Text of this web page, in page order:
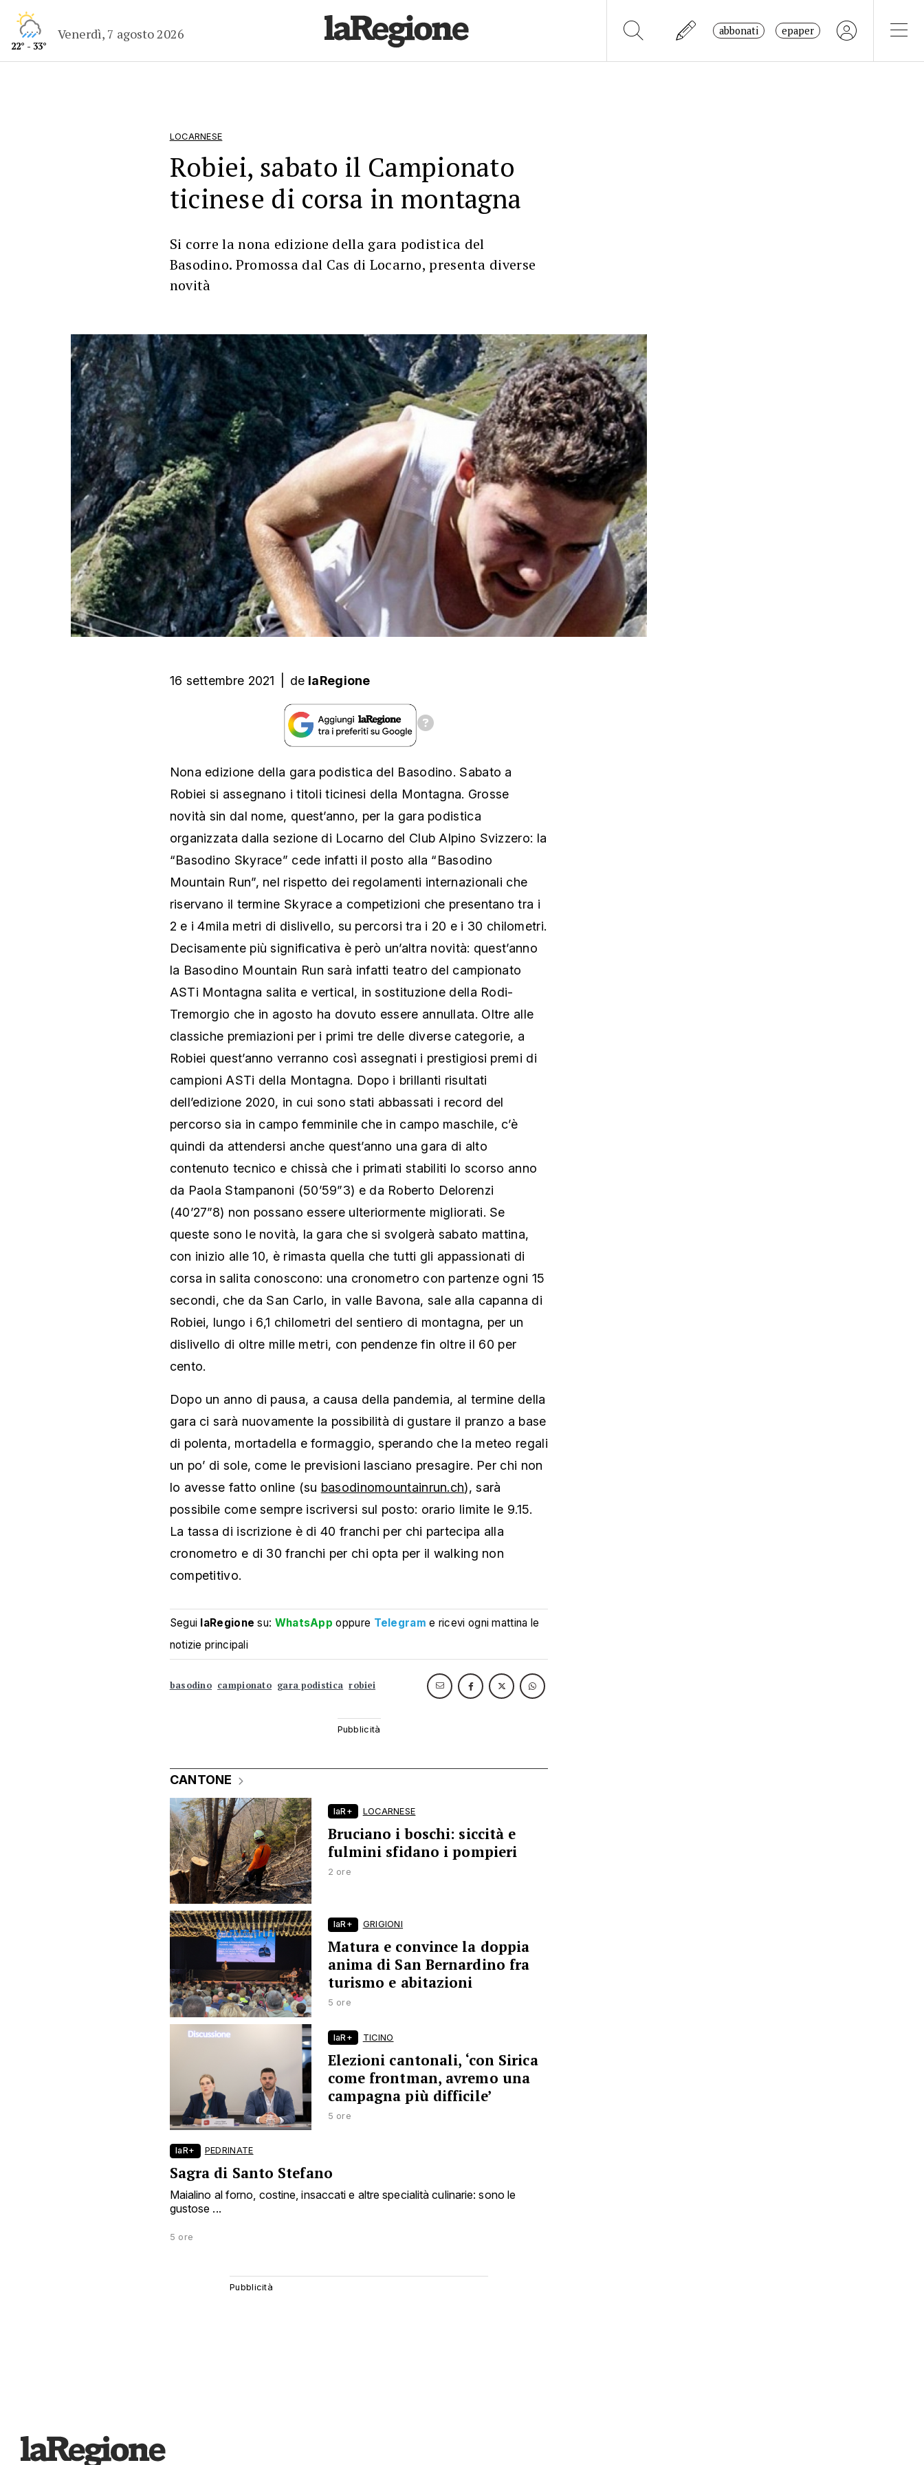
22° - 33°
Venerdì, 7 agosto 2026 abbonati epaper
LOCARNESE
Robiei, sabato il Campionato
ticinese di corsa in montagna
Si corre la nona edizione della gara podistica del
Basodino. Promossa dal Cas di Locarno, presenta diverse
novità
16 settembre 2021 de laRegione
Nona edizione della gara podistica del Basodino. Sabato a
Robiei si assegnano i titoli ticinesi della Montagna. Grosse
novità sin dal nome, quest’anno, per la gara podistica
organizzata dalla sezione di Locarno del Club Alpino Svizzero: la
“Basodino Skyrace” cede infatti il posto alla “Basodino
Mountain Run”, nel rispetto dei regolamenti internazionali che
riservano il termine Skyrace a competizioni che presentano tra i
2 e i 4mila metri di dislivello, su percorsi tra i 20 e i 30 chilometri.
Decisamente più significativa è però un’altra novità: quest’anno
la Basodino Mountain Run sarà infatti teatro del campionato
ASTi Montagna salita e vertical, in sostituzione della Rodi-
Tremorgio che in agosto ha dovuto essere annullata. Oltre alle
classiche premiazioni per i primi tre delle diverse categorie, a
Robiei quest’anno verranno così assegnati i prestigiosi premi di
campioni ASTi della Montagna. Dopo i brillanti risultati
dell’edizione 2020, in cui sono stati abbassati i record del
percorso sia in campo femminile che in campo maschile, c’è
quindi da attendersi anche quest’anno una gara di alto
contenuto tecnico e chissà che i primati stabiliti lo scorso anno
da Paola Stampanoni (50’59”3) e da Roberto Delorenzi
(40’27”8) non possano essere ulteriormente migliorati. Se
queste sono le novità, la gara che si svolgerà sabato mattina,
con inizio alle 10, è rimasta quella che tutti gli appassionati di
corsa in salita conoscono: una cronometro con partenze ogni 15
secondi, che da San Carlo, in valle Bavona, sale alla capanna di
Robiei, lungo i 6,1 chilometri del sentiero di montagna, per un
dislivello di oltre mille metri, con pendenze fin oltre il 60 per
cento.
Dopo un anno di pausa, a causa della pandemia, al termine della
gara ci sarà nuovamente la possibilità di gustare il pranzo a base
di polenta, mortadella e formaggio, sperando che la meteo regali
un po’ di sole, come le previsioni lasciano presagire. Per chi non
lo avesse fatto online (su basodinomountainrun.ch), sarà
possibile come sempre iscriversi sul posto: orario limite le 9.15.
La tassa di iscrizione è di 40 franchi per chi partecipa alla
cronometro e di 30 franchi per chi opta per il walking non
competitivo.
Segui laRegione su: WhatsApp oppure Telegram e ricevi ogni mattina le
notizie principali
basodino campionato gara podistica robiei
CANTONE
laR+ LOCARNESE
Bruciano i boschi: siccità e
fulmini sfidano i pompieri
2 ore
laR+ GRIGIONI
Matura e convince la doppia
anima di San Bernardino fra
turismo e abitazioni
5 ore
laR+ TICINO
Elezioni cantonali, ‘con Sirica
come frontman, avremo una
campagna più difficile’
5 ore
laR+ PEDRINATE
Sagra di Santo Stefano
Maialino al forno, costine, insaccati e altre specialità culinarie: sono le
gustose ...
5 ore